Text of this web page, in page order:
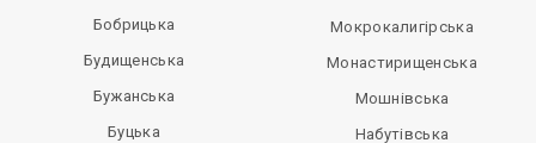
Бобрицька
Будищенська
Бужанська
Буцька
Мокрокалигірська
Монастирищенська
Мошнівська
Набутівська